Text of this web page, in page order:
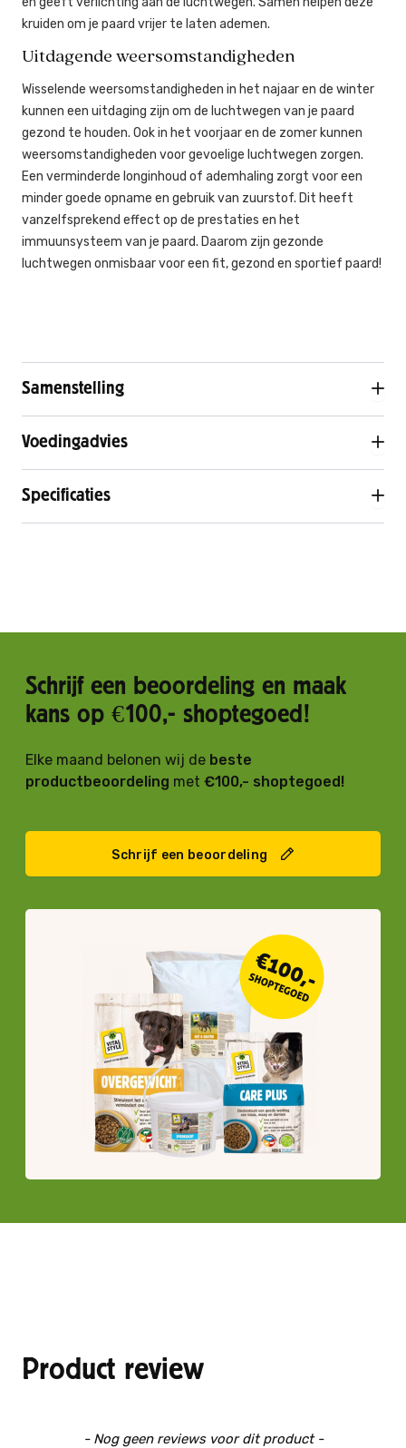
kruiden om je paard vrijer te laten ademen.
Uitdagende weersomstandigheden
Wisselende weersomstandigheden in het najaar en de winter
kunnen een uitdaging zijn om de luchtwegen van je paard
gezond te houden. Ook in het voorjaar en de zomer kunnen
weersomstandigheden voor gevoelige luchtwegen zorgen.
Een verminderde longinhoud of ademhaling zorgt voor een
minder goede opname en gebruik van zuurstof. Dit heeft
vanzelfsprekend effect op de prestaties en het
immuunsysteem van je paard. Daarom zijn gezonde
luchtwegen onmisbaar voor een fit, gezond en sportief paard!
Samenstelling
Voedingadvies
Specificaties
Schrijf een beoordeling en maak
kans op €100,- shoptegoed!
Elke maand belonen wij de beste
productbeoordeling met €100,- shoptegoed!
Schrijf een beoordeling
Product review
- Nog geen reviews voor dit product -
New content loaded